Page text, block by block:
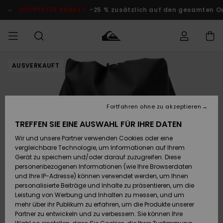
Produktinformation
DOPPELTER RABATT -25 % zusätzlich auf den gesamten
MÄNNER Kleidung
Accessoires
Schuhe&
Flip-Flops
Surf
Snow
JUNGEN
Kleidung
Accessoires
Schuhe&
Flip-Flops
Surf
Snow
FRAUEN
Shop
Brandneu
Highlights
Snow
SURF
Surf Shop
Kinder
Highlights
Community
SNOW
Snow Shop
Kinder
Snow Shop
Damen
Highlights
DOPPELTER
RABATT
Outlet
KINDER
Outlet
Frauen
Auf meine
Versand
Retouren
Bezahlung
Geschenkkarte
Quiksilver
AUSVERKAUFT
TREFFEN SIE EINE AUSWAHL FÜR IHRE DATEN
Wir und unsere Partner verwenden Cookies oder eine
vergleichbare Technologie, um Informationen auf Ihrem
Gerät zu speichern und/oder darauf zuzugreifen. Diese
personenbezogenen Informationen (wie Ihre Browserdaten
und Ihre IP-Adresse) können verwendet werden, um Ihnen
personalisierte Beiträge und Inhalte zu präsentieren, um die
Leistung von Werbung und Inhalten zu messen, und um
mehr über ihr Publikum zu erfahren, um die Produkte unserer
Partner zu entwickeln und zu verbessern. Sie können Ihre
Fortfahren ohne zu akzeptieren